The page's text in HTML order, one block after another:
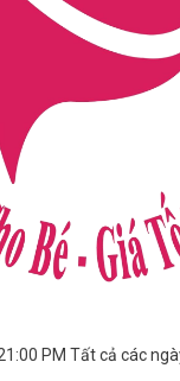
PM Tất cả các